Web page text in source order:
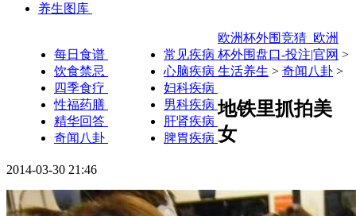
养生图库
每日食谱
饮食禁忌
四季食疗
性福药膳
精华回答
奇闻八卦
常见疾病
心脑疾病
妇科疾病
男科疾病
肝肾疾病
脾胃疾病
欧洲杯外围竞猜_欧洲
杯外围盘口-投注|官网 >
生活养生 > 奇闻八卦 >
地铁里抓拍美
女
2014-03-30 21:46